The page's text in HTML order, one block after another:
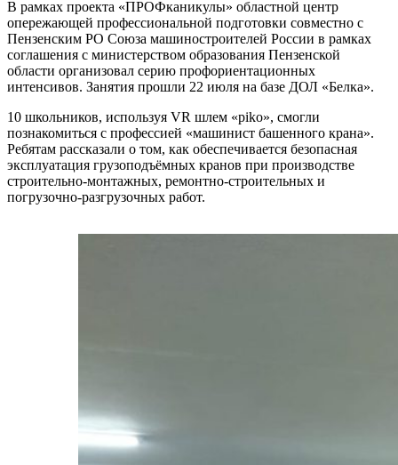
В рамках проекта «ПРОФканикулы» областной центр
опережающей профессиональной подготовки совместно с
Пензенским РО Союза машиностроителей России в рамках
соглашения с министерством образования Пензенской
области организовал серию профориентационных
интенсивов. Занятия прошли 22 июля на базе ДОЛ «Белка».
10 школьников, используя VR шлем «piko», смогли
познакомиться с профессией «машинист башенного крана».
Ребятам рассказали о том, как обеспечивается безопасная
эксплуатация грузоподъёмных кранов при производстве
строительно-монтажных, ремонтно-строительных и
погрузочно-разгрузочных работ.